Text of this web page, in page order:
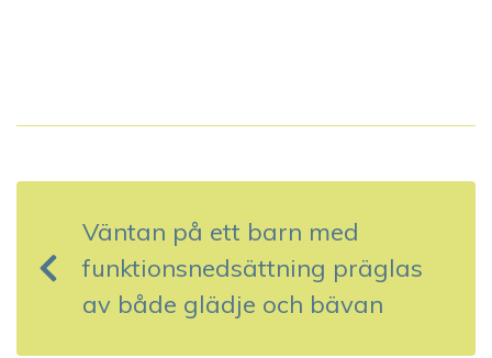
n
Väntan på ett barn med
funktionsnedsättning präglas
av både glädje och bävan